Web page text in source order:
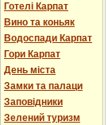
Готелі Карпат
Вино та коньяк
Водоспади Карпат
Гори Карпат
День міста
Замки та палаци
Заповідники
Зелений туризм